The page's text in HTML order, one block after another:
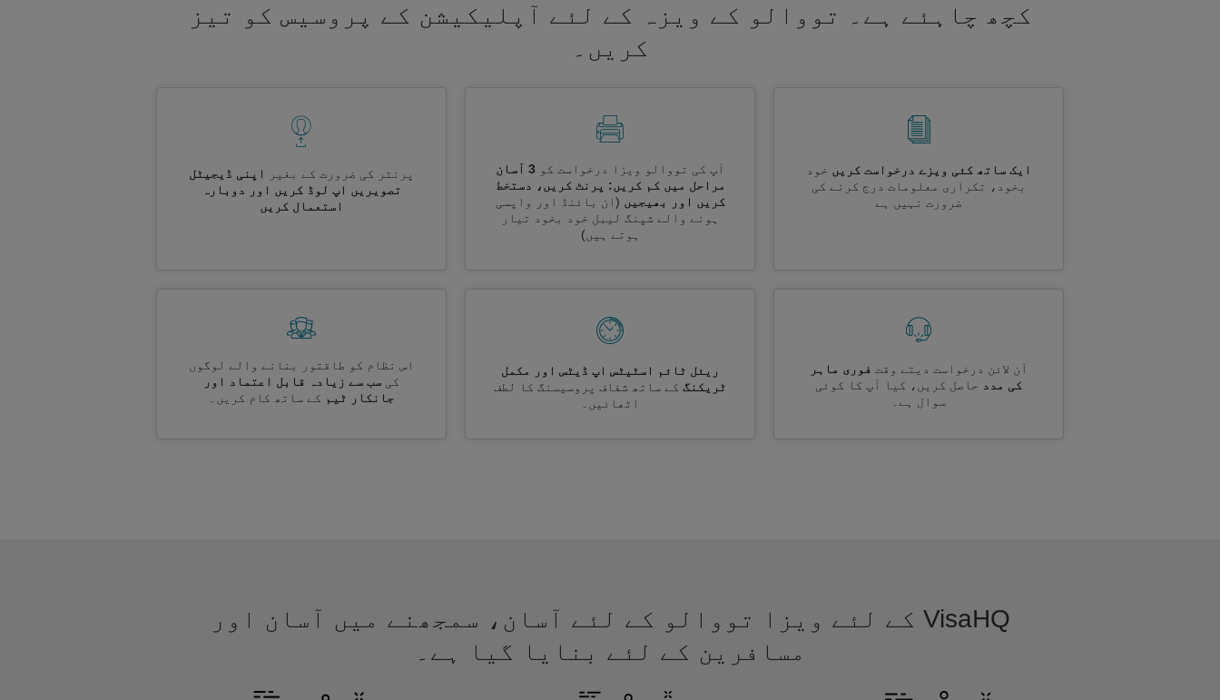
کچھ چاہئے ہے۔ تووالو کے ویزہ کے لئے آپلیکیشن کے پروسیس کو تیز
کریں۔
ایک ساتھ کئی ویزے درخواست کریں خود
بخود، تکراری معلومات درج کرنے کی
ضرورت نہیں ہے
آپ کی تووالو ویزا درخواست کو
3 آسان
مراحل میں کم کریں: پرنٹ کریں، دستخط
کریں اور بھیجیں (ان بائنڈ اور واپسی
ہونے والے شپنگ لیبل خود بخود تیار
ہوتے ہیں)
پرنٹر کی ضرورت کے بغیر
اپنی ڈیجیٹل
تصویریں اپ لوڈ کریں اور دوبارہ
استعمال کریں
آن لائن درخواست دیتے وقت فوری ماہر
کی مدد حاصل کریں، کیا آپ کا کوئی
سوال ہے۔
ریئل ٹائم اسٹیٹس اپ ڈیٹس اور مکمل
ٹریکنگ کے ساتھ شفاف پروسیسنگ کا لطف
اٹھائیں۔
اس نظام کو طاقتور بنانے والے لوگوں
کی سب سے زیادہ قابل اعتماد اور
جانکار ٹیم کے ساتھ کام کریں۔
VisaHQ کے لئے ویزا تووالو کے لئے آسان، سمجھنے میں آسان اور
مسافرین کے لئے بنایا گیا ہے۔